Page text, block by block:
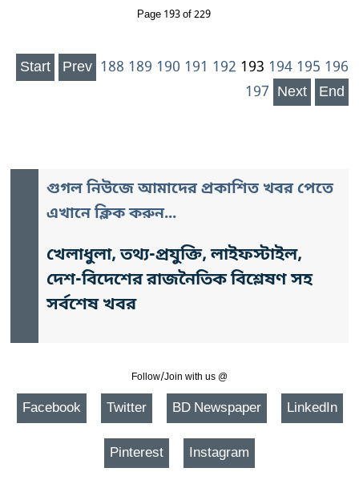
Page 193 of 229
Start Prev 188 189 190 191 192 193 194 195 196
197 Next End
গুগল নিউজে আমাদের প্রকাশিত খবর পেতে
এখানে ক্লিক করুন...
খেলাধুলা, তথ্য-প্রযুক্তি, লাইফস্টাইল,
দেশ-বিদেশের রাজনৈতিক বিশ্লেষণ সহ
সর্বশেষ খবর
Follow/Join with us @
Facebook Twitter BD Newspaper LinkedIn
Pinterest Instagram